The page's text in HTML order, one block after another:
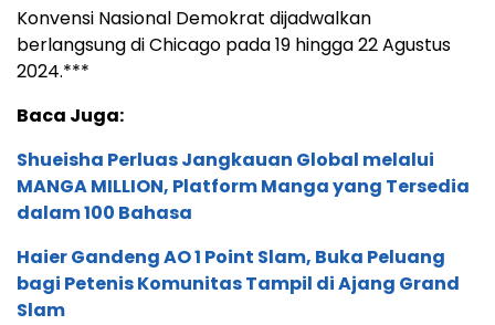
Konvensi Nasional Demokrat dijadwalkan
berlangsung di Chicago pada 19 hingga 22 Agustus
2024.***
Baca Juga:
Shueisha Perluas Jangkauan Global melalui
MANGA MILLION, Platform Manga yang Tersedia
dalam 100 Bahasa
Haier Gandeng AO 1 Point Slam, Buka Peluang
bagi Petenis Komunitas Tampil di Ajang Grand
Slam